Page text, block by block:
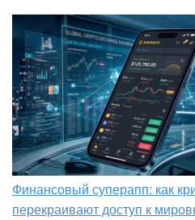
Финансовый суперапп: как
перекраивают доступ к